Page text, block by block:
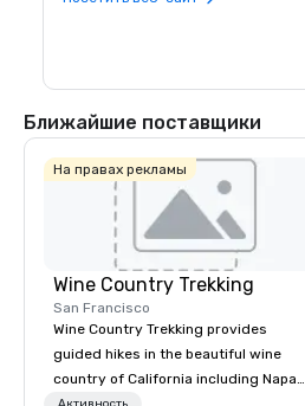
Ближайшие поставщики
На правах рекламы
Wine Country Trekking
San Francisco
Wine Country Trekking provides
guided hikes in the beautiful wine
country of California including Napa